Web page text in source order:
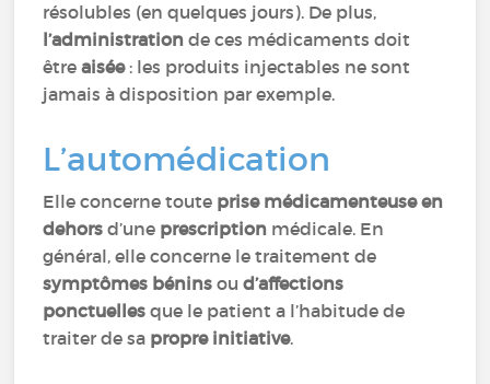
résolubles (en quelques jours). De plus,
l’administrationde ces médicaments doit
êtreaisée : les produits injectables ne sont
jamais à disposition par exemple.
L’automédication
Elle concerne toute prise médicamenteuse en
dehorsd’une prescription médicale. En
général, elle concerne le traitement de
symptômes béninsoud’affections
ponctuellesque le patient a l’habitude de
traiter de sa propre initiative.